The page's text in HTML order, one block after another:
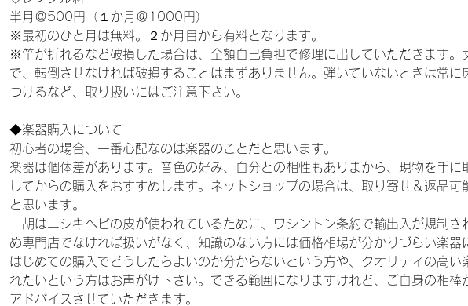
半月＠500円（１か月＠1000円）
※最初のひと月は無料。２か月目から有料となります。
※竿が折れるなど破損した場合は、全額自己負担で修理に出していただきます。
で、転倒させなければ破損することはまずありません。弾いていないときは常に
つけるなど、取り扱いにはご注意下さい。
◆楽器購入について
初心者の場合、一番心配なのは楽器のことだと思います。
楽器は個体差があります。音色の好み、自分との相性もありまから、現物を手に
してからの購入をおすすめします。ネットショップの場合は、取り寄せ＆返品可
と思います。
二胡はニシキヘビの皮が使われているために、ワシントン条約で輸出入が規制さ
め専門店でなければ扱いがなく、知識のない方には価格相場が分かりづらい楽器
はじめての購入でどうしたらよいのか分からないという方や、クオリティの高い
れたいという方はお声がけ下さい。できる範囲になりますけれど、ご自身の相棒
アドバイスさせていただきます。